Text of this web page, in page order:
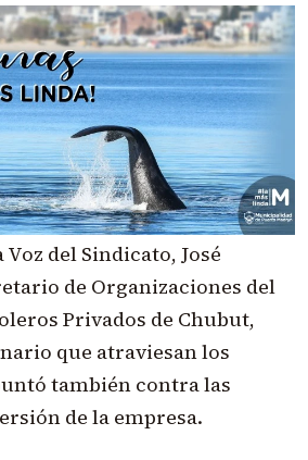
del Sindicato, José
de Organizaciones del
Privados de Chubut,
que atraviesan los
también contra las
de la empresa.